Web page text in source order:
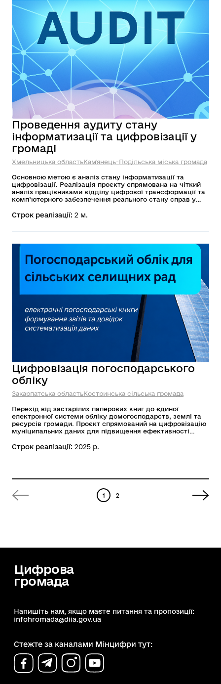
Проведення аудиту стану
інформатизації та цифровізації у
громаді
Хмельницька областьКам'янець-Подільська міська громада
Основною метою є аналіз стану інформатизації та
цифровізації. Реалізація проєкту спрямована на чіткий
аналіз працівниками відділу цифрової трансформації та
комп’ютерного забезпечення реального стану справ у
Дослідження потрібне для кращого розуміння потреб
Строк реалізації: 2 м.
Цифровізація погосподарського
обліку
Закарпатська областьКостринська сільська громада
Перехід від застарілих паперових книг до єдиної
електронної системи обліку домогосподарств, землі та
ресурсів громади. Проєкт спрямований на цифровізацію
муніципальних даних для підвищення ефективності
для автоматичного надання публічних послуг
Строк реалізації: 2025 р.
1 2
Цифрова
громада
Напишіть нам, якщо маєте питання та пропозиції:
infohromada@diia.gov.ua
Стежте за каналами Мінцифри тут: